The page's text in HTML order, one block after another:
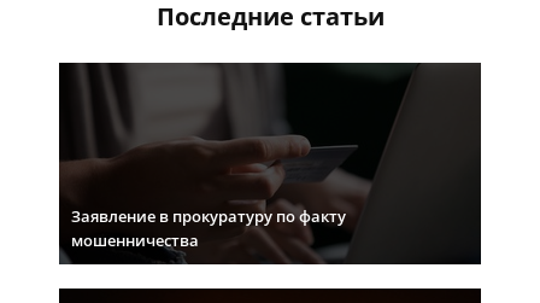
Последние статьи
Заявление в прокуратуру по факту
мошенничества